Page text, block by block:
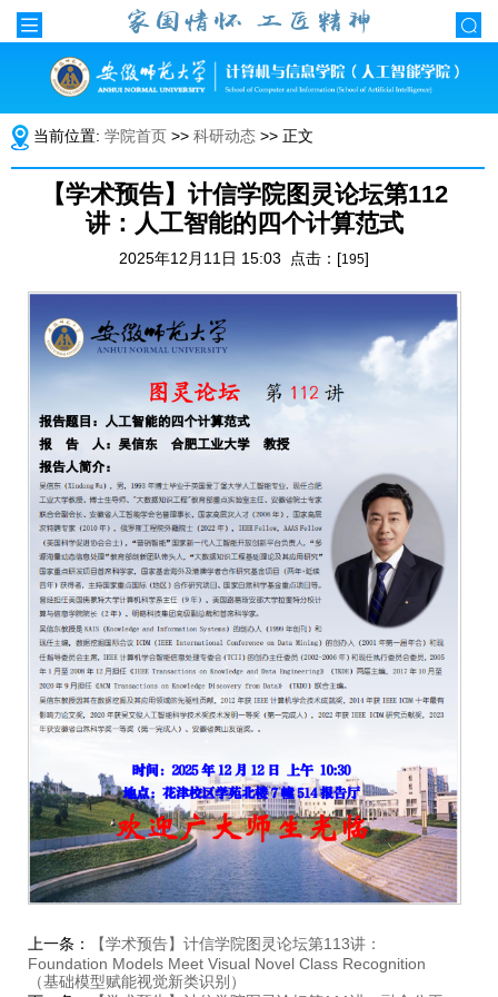
当前位置: 学院首页 >> 科研动态 >> 正文
【学术预告】计信学院图灵论坛第112
讲：人工智能的四个计算范式
2025年12月11日 15:03 点击：[195]
上一条：
【学术预告】计信学院图灵论坛第113讲：
Foundation Models Meet Visual Novel Class Recognition
（基础模型赋能视觉新类识别）